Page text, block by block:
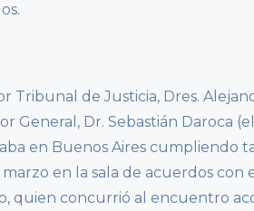
Tribunal de Justicia, Dres.
General, Dr. Sebastián Daroca
en Buenos Aires cumpliendo
en la sala de acuerdos con
quien concurrió al encuentro